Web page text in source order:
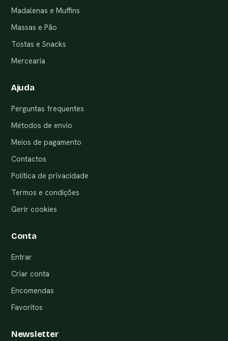
Madalenas e Muffins
Massas e Pão
Tostas e Snacks
Mercearia
Ajuda
Perguntas frequentes
Métodos de envio
Meios de pagamento
Contactos
Política de privacidade
Termos e condições
Gerir cookies
Conta
Entrar
Criar conta
Encomendas
Favoritos
Newsletter